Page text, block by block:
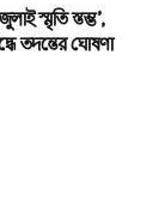
স্মৃতি স্তম্ভ’,
তদন্তের ঘোষণা